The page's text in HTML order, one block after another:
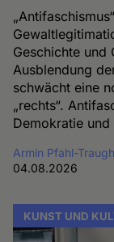
Geschichte und
Ausblendung
schwächt eine
„rechts“.
Demokratie
Armin Pfahl-
04.08.2026
KUNST UND